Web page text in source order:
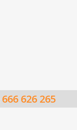
666 626 265